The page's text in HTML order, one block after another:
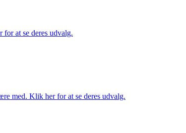
at se deres udvalg.
med. Klik her for at se deres udvalg.